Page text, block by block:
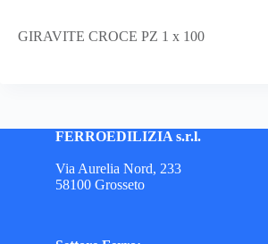
GIRAVITE CROCE PZ 1 x 100
FERROEDILIZIA s.r.l.
Via Aurelia Nord, 233
58100 Grosseto